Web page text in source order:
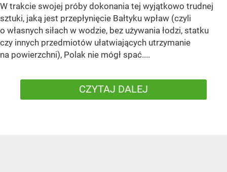
W trakcie swojej próby dokonania tej wyjątkowo trudnej
sztuki, jaką jest przepłynięcie Bałtyku wpław (czyli
o własnych siłach w wodzie, bez używania łodzi, statku
czy innych przedmiotów ułatwiających utrzymanie
na powierzchni), Polak nie mógł spać....
CZYTAJ DALEJ